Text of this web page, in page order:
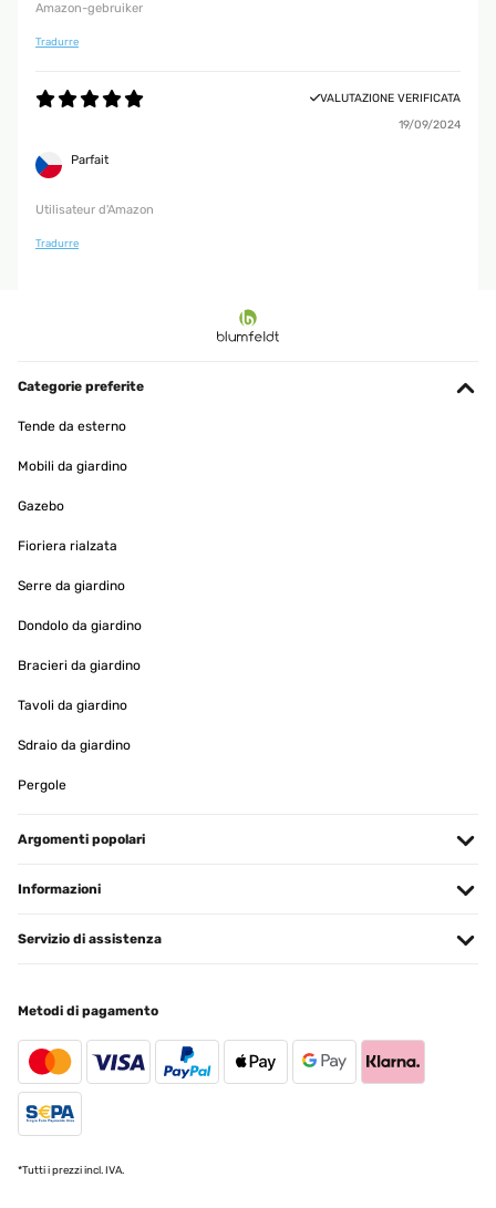
Amazon-gebruiker
Tradurre
VALUTAZIONE VERIFICATA
19/09/2024
Parfait
Utilisateur d'Amazon
Tradurre
Categorie preferite
Tende da esterno
Mobili da giardino
Gazebo
Fioriera rialzata
Serre da giardino
Dondolo da giardino
Bracieri da giardino
Tavoli da giardino
Sdraio da giardino
Pergole
Argomenti popolari
Informazioni
Servizio di assistenza
Metodi di pagamento
*Tutti i prezzi incl. IVA.